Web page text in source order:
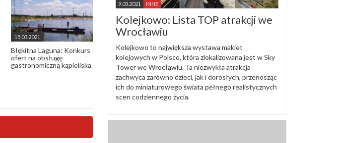
15.03.2021
Błękitna Laguna: Konkurs
ofert na obsługę
gastronomiczną kąpieliska
9.03.2021 INNE
Kolejkowo: Lista TOP atrakcji we
Wrocławiu
Kolejkowo to największa wystawa makiet
kolejowych w Polsce, która zlokalizowana jest w Sky
Tower we Wrocławiu. Ta niezwykła atrakcja
zachwyca zarówno dzieci, jak i dorosłych, przenosząc
ich do miniaturowego świata pełnego realistycznych
scen codziennego życia.